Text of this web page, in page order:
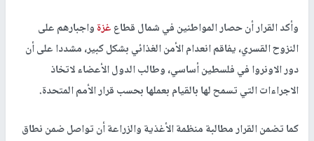
وأكد القرار أن حصار المواطنين في شمال قطاعغزةواجبارهم على
النزوح القسري، يفاقم انعدام الأمن الغذائي بشكل كبير، مشددا على أن
دور الاونروا في فلسطين أساسي، وطالب الدول الأعضاء لاتخاذ
الاجراءات التي تسمح لها بالقيام بعملها بحسب قرار الأمم المتحدة.
كما تضمن القرار مطالبة منظمة الأغذية والزراعة أن تواصل ضمن نطاق